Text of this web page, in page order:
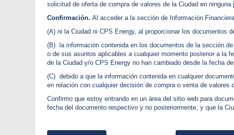
solicitud de oferta de compra de valores de la Ciudad en
Confirmación. Al acceder a la sección de Información
(A) ni la Ciudad ni CPS Energy, al proporcionar los documentos
(B) la información contenida en los documentos de la sección
o de sus asuntos aplicables a cualquier momento posterior a la
de la Ciudad y/o CPS Energy no han cambiado desde la fecha
(C) debido a que la información contenida en cualquier
en relación con cualquier decisión de compra o venta de valores
Confirmo que estoy entrando en un área del sitio web para
fecha del documento respectivo y no posteriormente, y que la